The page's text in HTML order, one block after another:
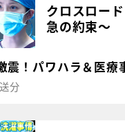
クロスロー
急の約束～
！パワハラ＆医療
分